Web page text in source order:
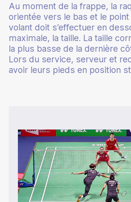
Au moment de la frappe, la
orientée vers le bas et le point
volant doit s’effectuer en
maximale, la taille. La taille
la plus basse de la dernière
Lors du service, serveur et
avoir leurs pieds en position